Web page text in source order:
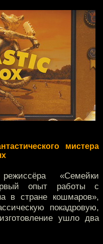
мистера
«Семейки
опыт работы с
в стране кошмаров»,
покадровую,
ушло два